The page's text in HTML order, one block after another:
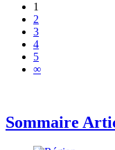
1
2
3
4
5
∞
Sommaire